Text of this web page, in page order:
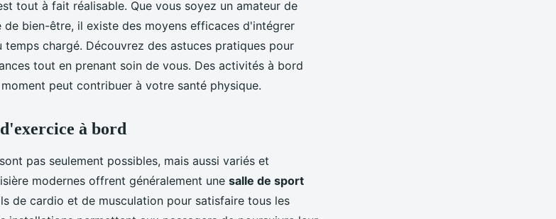
tout à fait réalisable. Que vous soyez un amateur de
bien-être, il existe des moyens efficaces d'intégrer
chargé. Découvrez des astuces pratiques pour
tout en prenant soin de vous. Des activités à bord
peut contribuer à votre santé physique.
à bord
pas seulement possibles, mais aussi variés et
modernes offrent généralement une salle de sport
de cardio et de musculation pour satisfaire tous les